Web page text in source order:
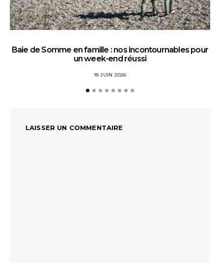
Baie de Somme en famille : nos incontournables pour
un week-end réussi
18 JUIN 2026
LAISSER UN COMMENTAIRE